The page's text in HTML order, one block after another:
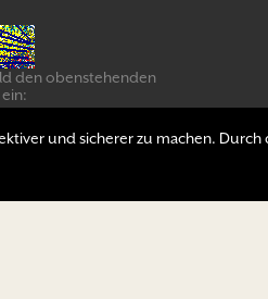
und sicherer zu machen.
den obenstehenden